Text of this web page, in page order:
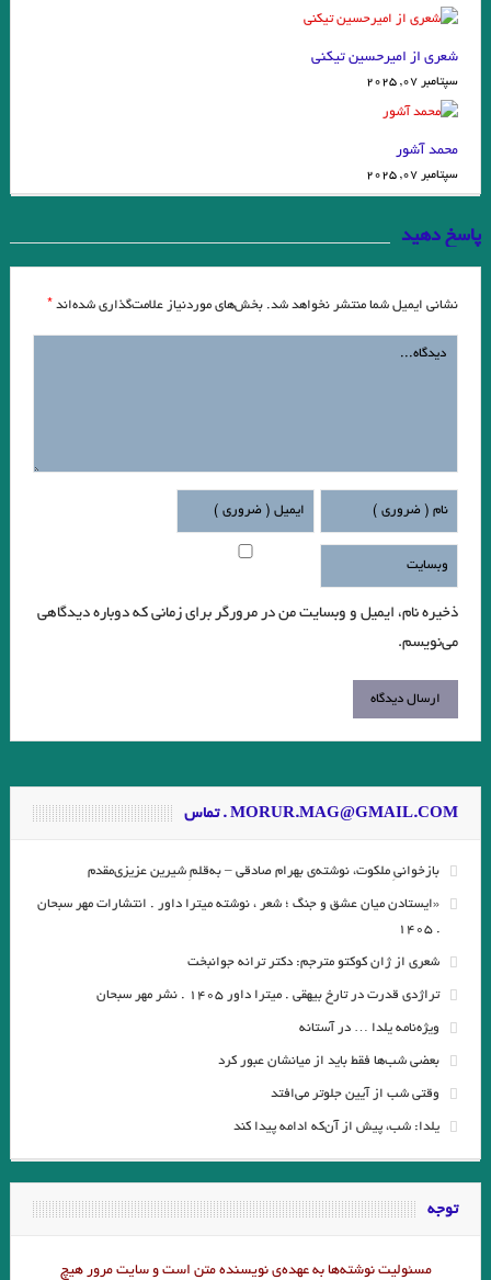
شعری از امیرحسین تیکنی
سپتامبر 07, 2025
محمد آشور
سپتامبر 07, 2025
پاسخ دهید
نشانی ایمیل شما منتشر نخواهد شد. بخش‌های موردنیاز علامت‌گذاری شده‌اند *
ذخیره نام، ایمیل و وبسایت من در مرورگر برای زمانی که دوباره دیدگاهی
می‌نویسم.
MORUR.MAG@GMAIL.COM . تماس
بازخوانیِ ملکوت، نوشته‌ی بهرام صادقی – به‌قلمِ شیرین عزیزی‌مقدم
«ایستادن میان عشق و جنگ ؛ شعر ، نوشته میترا داور . انتشارات مهر سبحان
. ۱۴۰۵
شعری از ژان کوکتو مترجم: دکتر ترانه جوانبخت
تراژدی قدرت در تارخ بیهقی . میترا داور ۱۴۰۵ . نشر مهر سبحان
ویژه‌نامه یلدا … در آستانه
بعضی شب‌ها فقط باید از میانشان عبور کرد
وقتی شب از آیین جلوتر می‌افتد
یلدا: شب، پیش از آن‌که ادامه پیدا کند
توجه
مسئولیت نوشته‌‌ها به عهده‌ی نویسنده متن است و سایت مرور هیچ